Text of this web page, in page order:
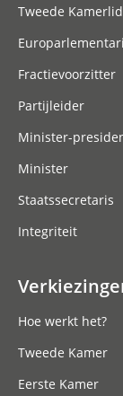
Tweede Kamerlid
Fractievoorzitter
Partijleider
Minister-
Minister
Staatssecretaris
Integriteit
Hoe werkt het?
Tweede Kamer
Eerste Kamer